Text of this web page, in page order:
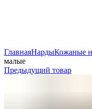
ГлавнаяНардыКожаные
малые
Предыдущий товар